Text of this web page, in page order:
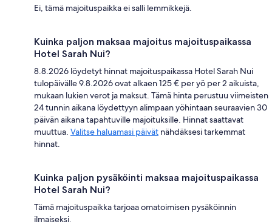
Ei, tämä majoituspaikka ei salli lemmikkejä.
Kuinka paljon maksaa majoitus majoituspaikassa
Hotel Sarah Nui?
8.8.2026 löydetyt hinnat majoituspaikassa Hotel Sarah Nui
tulopäivälle 9.8.2026 ovat alkaen 125 € per yö per 2 aikuista,
mukaan lukien verot ja maksut. Tämä hinta perustuu viimeisten
24 tunnin aikana löydettyyn alimpaan yöhintaan seuraavien 30
päivän aikana tapahtuville majoituksille. Hinnat saattavat
muuttua. Valitse haluamasi päivät nähdäksesi tarkemmat
hinnat.
Kuinka paljon pysäköinti maksaa majoituspaikassa
Hotel Sarah Nui?
Tämä majoituspaikka tarjoaa omatoimisen pysäköinnin
ilmaiseksi.